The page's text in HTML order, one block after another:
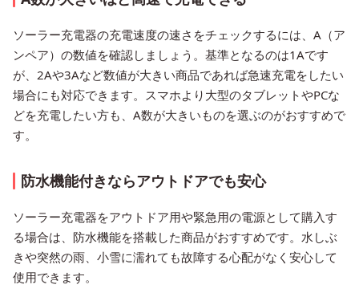
ソーラー充電器の充電速度の速さをチェックするには、A（ア
ンペア）の数値を確認しましょう。基準となるのは1Aです
が、2Aや3Aなど数値が大きい商品であれば急速充電をしたい
場合にも対応できます。スマホより大型のタブレットやPCな
どを充電したい方も、A数が大きいものを選ぶのがおすすめで
す。
防水機能付きならアウトドアでも安心
ソーラー充電器をアウトドア用や緊急用の電源として購入す
る場合は、防水機能を搭載した商品がおすすめです。水しぶ
きや突然の雨、小雪に濡れても故障する心配がなく安心して
使用できます。